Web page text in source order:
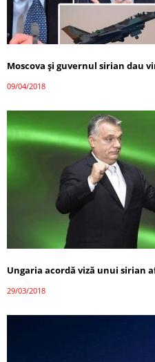
Moscova și guvernul sirian dau
09/04/2018
Ungaria acordă viză unui sirian
29/03/2018